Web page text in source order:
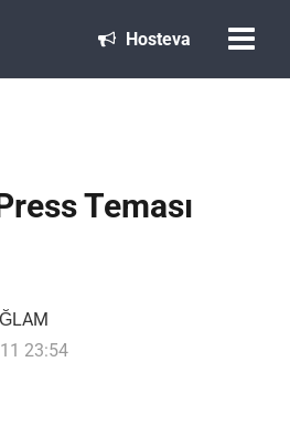
Hosteva
Teması
23:54